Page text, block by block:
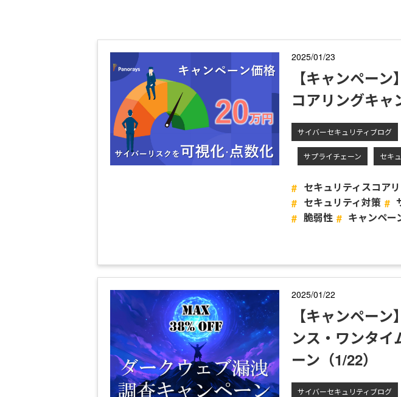
2025/01/23
【キャンペー
コアリングキャ
サイバーセキュリティブログ
サプライチェーン セキ
セキュリティスコア
セキュリティ対策
脆弱性
キャンペー
2025/01/22
【キャンペー
ンス・ワンタイ
ーン（1/22）
サイバーセキュリティブログ